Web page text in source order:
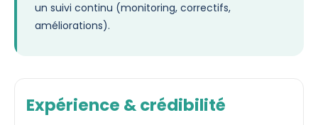
un suivi continu (monitoring, correctifs,
améliorations).
Expérience & crédibilité